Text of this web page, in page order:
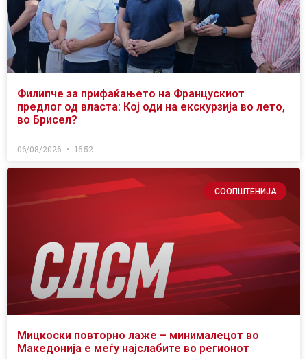
Филипче за прифаќањето на Францускиот
предлог од власта: Кој оди на екскурзија во лето,
во Брисел?
06/08/2026 16:52
СООПШТЕНИЈА
Мицкоски повторно лаже – минималецот во
Македонија е меѓу најслабите во регионот